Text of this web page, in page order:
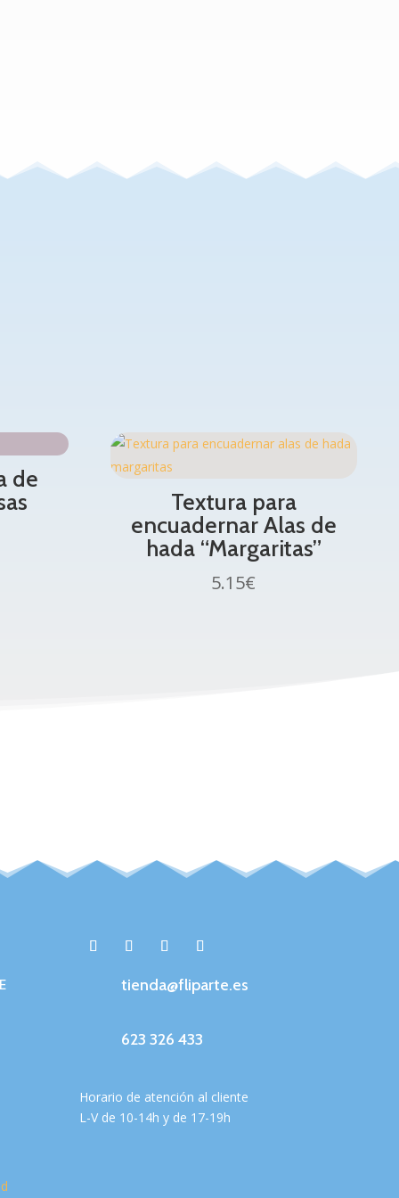
de
Textura para
encuadernar Alas de
hada “Margaritas”
5.15€
tienda@fliparte.es
623 326 433
Horario de atención al cliente
L-V de 10-14h y de 17-19h